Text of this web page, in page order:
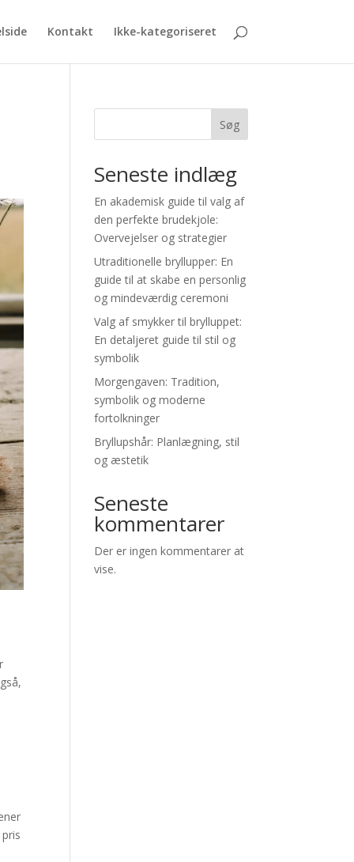
Kontakt Ikke-kategoriseret
Søg
Seneste indlæg
En akademisk guide til valg af
den perfekte brudekjole:
Overvejelser og strategier
Utraditionelle bryllupper: En
guide til at skabe en personlig
og mindeværdig ceremoni
Valg af smykker til brylluppet:
En detaljeret guide til stil og
symbolik
Morgengaven: Tradition,
symbolik og moderne
fortolkninger
Bryllupshår: Planlægning, stil
og æstetik
Seneste
kommentarer
Der er ingen kommentarer at
vise.